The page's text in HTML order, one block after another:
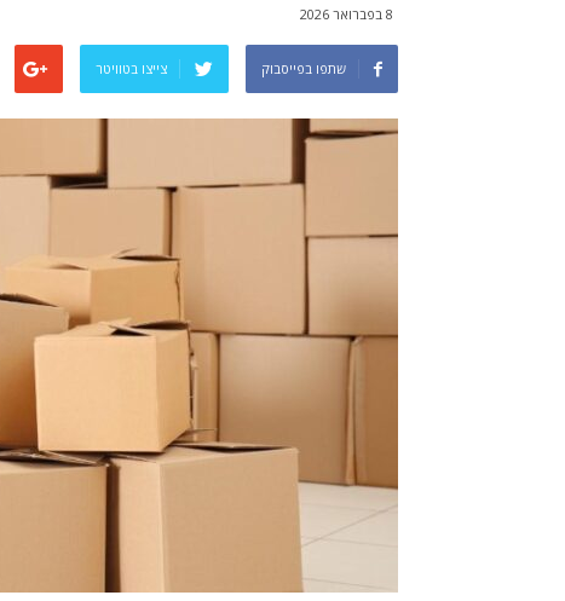
8 בפברואר 2026
שתפו בפייסבוק צייצו בטוויטר